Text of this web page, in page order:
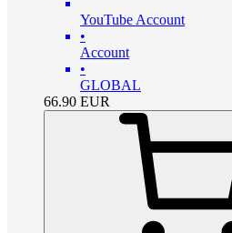
YouTube Account
•
Account
•
GLOBAL
66.90 EUR